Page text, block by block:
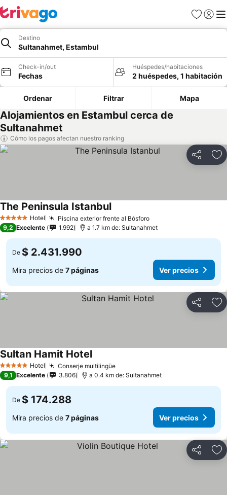
Favoritos
Iniciar
Destino
Sultanahmet, Estambul
Check-in/out
Fechas
Huéspedes/habitaciones
2 huéspedes, 1 habitación
Ordenar Filtrar Mapa
Alojamientos en Estambul cerca de
Sultanahmet
Cómo los pagos afectan nuestro ranking
Compartir
5 Estrellas Hotel Piscina exterior frente al BósforoVer precios
The Peninsula IstanbulVer precios
9,2 Excelente 1.992 a 1.7 km de: Sultanahmet
De $ 2.431.990
Mira precios de 7 páginas Ver precios
Compartir
5 Estrellas Hotel Conserje multilingüeVer precios
Sultan Hamit HotelVer precios
9,1 Excelente 3.806 a 0.4 km de: Sultanahmet
De $ 174.288
Mira precios de 7 páginas Ver precios
Compartir